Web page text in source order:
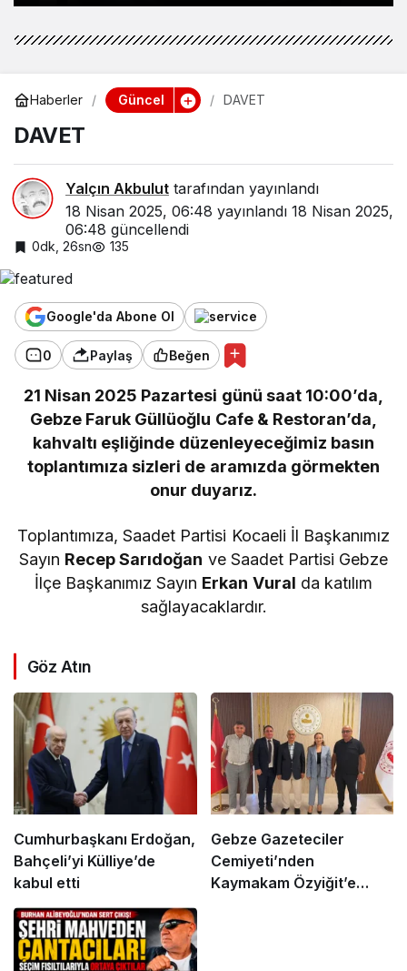
Haberler Güncel DAVET
DAVET
Yalçın Akbulut tarafından yayınlandı
18 Nisan 2025, 06:48 yayınlandı 18 Nisan 2025,
06:48 güncellendi
0dk, 26sn 135
Google'da Abone Ol
0 Paylaş Beğen
21 Nisan 2025 Pazartesi günü saat 10:00’da,
Gebze Faruk Güllüoğlu Cafe & Restoran’da,
kahvaltı eşliğinde düzenleyeceğimiz basın
toplantımıza sizleri de aramızda görmekten
onur duyarız.
Toplantımıza, Saadet Partisi Kocaeli İl Başkanımız
Sayın Recep Sarıdoğan ve Saadet Partisi Gebze
İlçe Başkanımız Sayın Erkan Vural da katılım
sağlayacaklardır.
Göz Atın
Cumhurbaşkanı Erdoğan,
Bahçeli’yi Külliye’de
kabul etti
Gebze Gazeteciler
Cemiyeti’nden
Kaymakam Özyiğit’e